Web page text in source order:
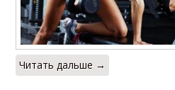
Читать дальше →